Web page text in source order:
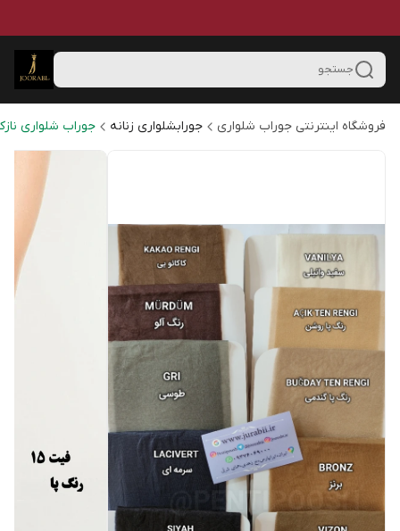
جستجو
فروشگاه اینترنتی جوراب شلواری جورابشلواری زنانه جوراب شلواری